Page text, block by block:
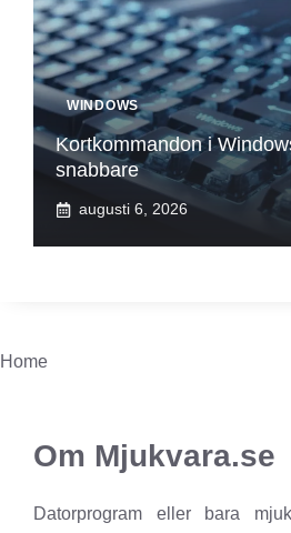
WINDOWS
Kortkommandon i
snabbare
augusti 6, 2026
Home
Om Mjukvara.se
Datorprogram eller bara